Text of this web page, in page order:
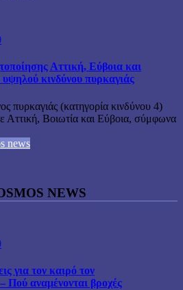
Αττική, Εύβοια και
κινδύνου πυρκαγιάς
πυρκαγιάς (κατηγορία κινδύνου 4)
Αττική, Βοιωτία και Εύβοια, σύμφωνα
news
NEWS
για τον καιρό τον
Πού αναμένονται βροχές